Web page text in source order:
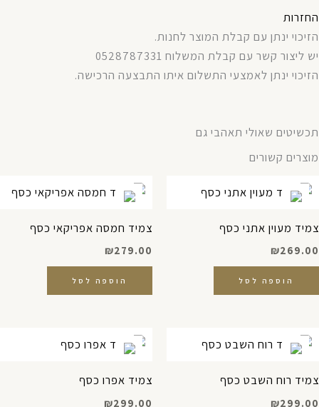
החזרות
הזיכוי ינתן עם קבלת המוצר לחנות.
יש ליצור קשר עם קבלת המשלוח 0528787331
הזיכוי ינתן לאמצעי התשלום איתו התבצעה הרכישה.
תכשיטים שאולי תאהבי גם
מוצרים קשורים
צמיד מעוין אתני כסף
₪269.00
הוספה לסל
צמיד חמסה אפריקאי כסף
₪279.00
הוספה לסל
צמיד רוח השבט כסף
₪299.00
צמיד אפרו כסף
₪299.00